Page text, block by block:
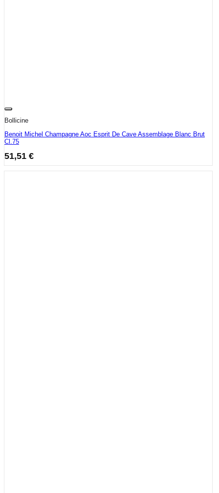
Bollicine
Benoit Michel Champagne Aoc Esprit De Cave Assemblage Blanc Brut
Cl.75
51,51 €